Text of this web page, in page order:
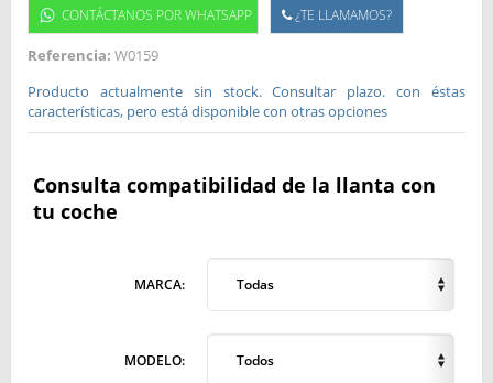
CONTÁCTANOS POR WHATSAPP ¿TE LLAMAMOS?
Referencia: W0159
Producto actualmente sin stock. Consultar plazo. con éstas
características, pero está disponible con otras opciones
Consulta compatibilidad de la llanta con
tu coche
MARCA: Todas
MODELO: Todos